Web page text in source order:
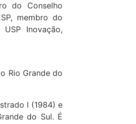
do Conselho
membro do
Inovação,
Rio Grande do
l (1984) e
do Sul. É